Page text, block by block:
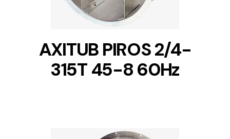
AXITUB PIROS 2/4-
315T 45-8 60Hz